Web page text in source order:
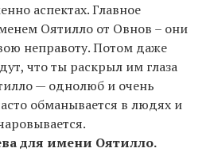
аспектах. Главное
Оятилло от Овнов – они
неправоту. Потом даже
что ты раскрыл им глаза
— однолюб и очень
обманывается в людях и
для имени Оятилло.